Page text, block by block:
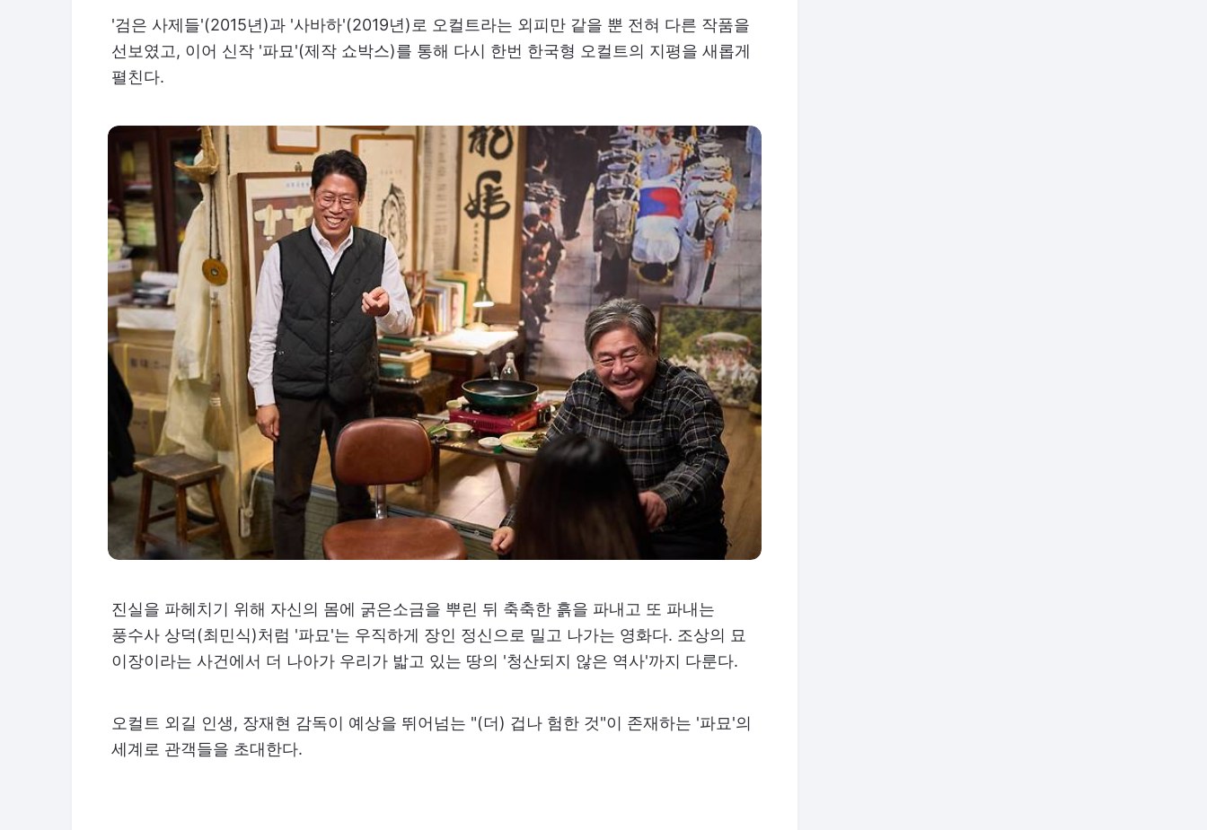
'검은 사제들'(2015년)과 '사바하'(2019년)로 오컬트라는 외피만 같을 뿐 전혀 다른 작품을
선보였고, 이어 신작 '파묘'(제작 쇼박스)를 통해 다시 한번 한국형 오컬트의 지평을 새롭게
펼친다.
진실을 파헤치기 위해 자신의 몸에 굵은소금을 뿌린 뒤 축축한 흙을 파내고 또 파내는
풍수사 상덕(최민식)처럼 '파묘'는 우직하게 장인 정신으로 밀고 나가는 영화다. 조상의 묘
이장이라는 사건에서 더 나아가 우리가 밟고 있는 땅의 '청산되지 않은 역사'까지 다룬다.
오컬트 외길 인생, 장재현 감독이 예상을 뛰어넘는 "(더) 겁나 험한 것"이 존재하는 '파묘'의
세계로 관객들을 초대한다.